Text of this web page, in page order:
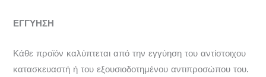
ΕΓΓΥΗΣΗ
Κάθε προϊόν καλύπτεται από την εγγύηση του αντίστοιχου
κατασκευαστή ή του εξουσιοδοτημένου αντιπροσώπου του.